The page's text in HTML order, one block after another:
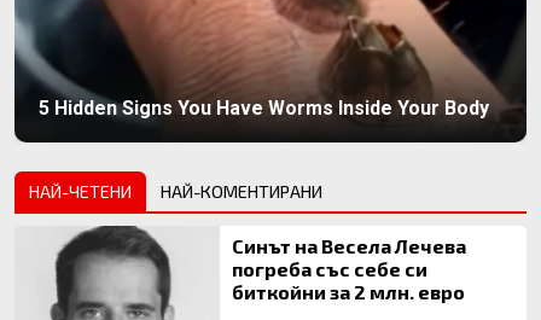
5 Hidden Signs You Have Worms Inside Your Body
НАЙ-ЧЕТЕНИ НАЙ-КОМЕНТИРАНИ
Синът на Весела Лечева
погреба със себе си
биткойни за 2 млн. евро